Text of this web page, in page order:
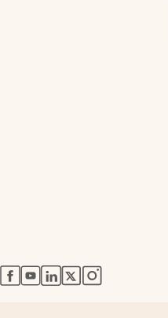
abre en nueva pestaña
abre en nueva pestaña
abre en nueva
abre en nueva
abre en